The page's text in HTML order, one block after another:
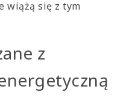
wiążą się z tym
z